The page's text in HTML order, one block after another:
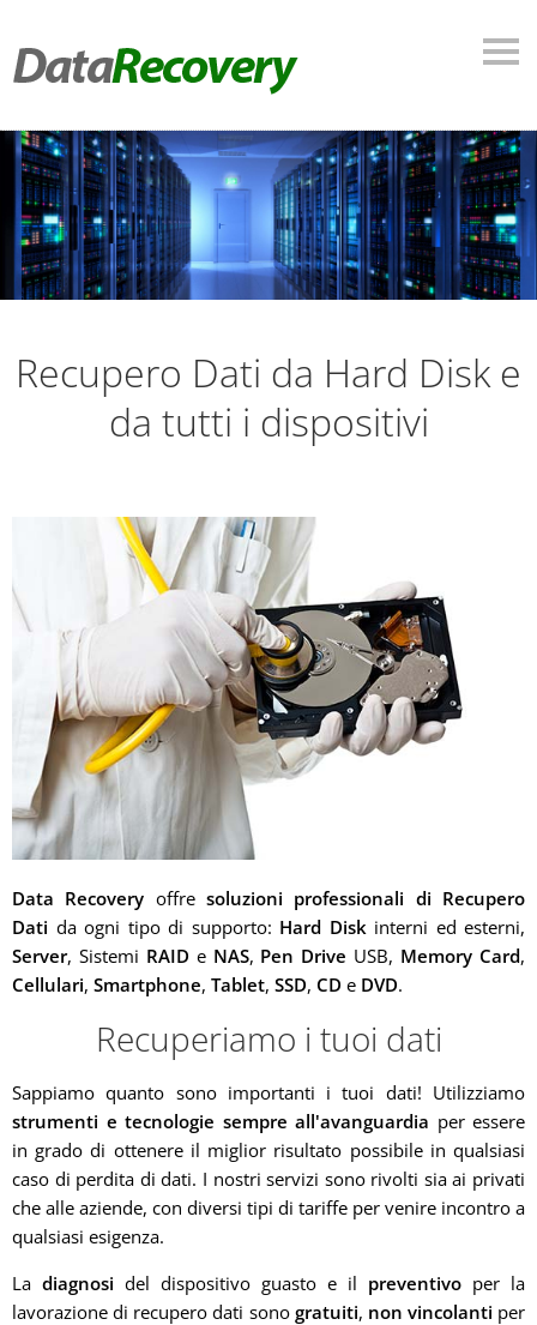
Recupero Dati da Hard Disk e
da tutti i dispositivi
Data Recovery offresoluzioni professionali di Recupero
Dati da ogni tipo di supporto: Hard Disk interni ed esterni,
Server, Sistemi RAID e NAS, Pen Drive USB, Memory Card,
Cellulari, Smartphone, Tablet, SSD, CD e DVD.
Recuperiamo i tuoi dati
Sappiamo quanto sono importanti i tuoi dati! Utilizziamo
strumenti e tecnologie sempre all'avanguardia per essere
in grado di ottenere il miglior risultato possibile in qualsiasi
caso di perdita di dati. I nostri servizi sono rivolti sia ai privati
che alle aziende, con diversi tipi di tariffe per venire incontro a
qualsiasi esigenza.
La diagnosi del dispositivo guasto e il preventivo per la
lavorazione di recupero dati sono gratuiti, non vincolanti per